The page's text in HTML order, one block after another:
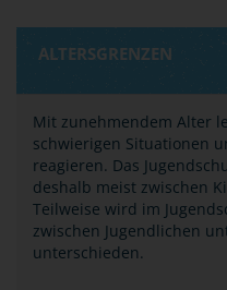
ALTERSGRENZEN
Mit zunehmendem Alter
schwierigen Situationen
reagieren. Das
deshalb meist zwischen
Teilweise wird im
zwischen Jugendlichen
unterschieden.